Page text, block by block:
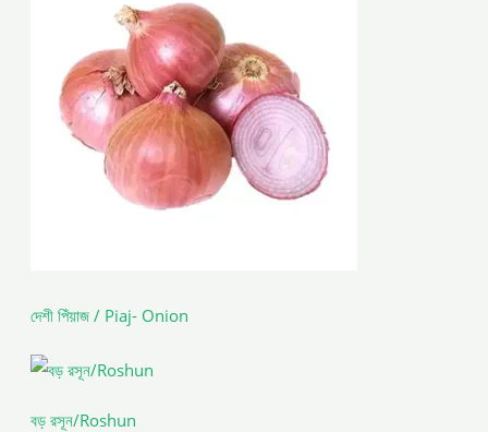
দেশী পিঁয়াজ / Piaj- Onion
বড় রসূন/Roshun